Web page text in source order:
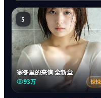
5
寒冬里的来信 全新章
93万 惊悚